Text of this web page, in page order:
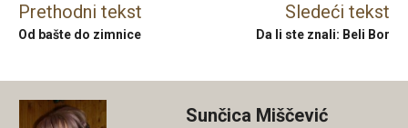
Prethodni tekst
Od bašte do zimnice
Sledeći tekst
Da li ste znali: Beli Bor
Sunčica Miščević